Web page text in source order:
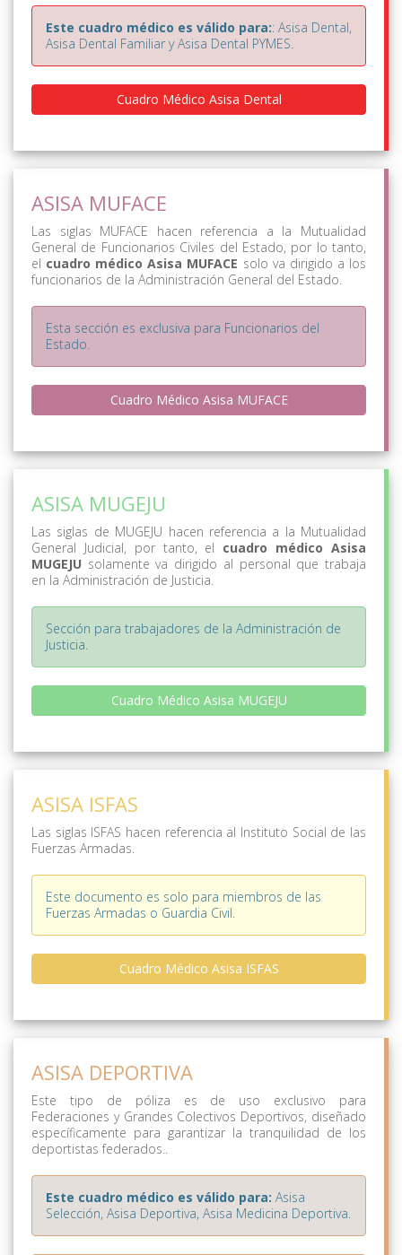
Este cuadro médico es válido para:: Asisa Dental,
Asisa Dental Familiar y Asisa Dental PYMES.
Cuadro Médico Asisa Dental
ASISA MUFACE
Las siglas MUFACE hacen referencia a la Mutualidad
General de Funcionarios Civiles del Estado, por lo tanto,
el cuadro médico Asisa MUFACE solo va dirigido a los
funcionarios de la Administración General del Estado.
Esta sección es exclusiva para Funcionarios del
Estado.
Cuadro Médico Asisa MUFACE
ASISA MUGEJU
Las siglas de MUGEJU hacen referencia a la Mutualidad
General Judicial, por tanto, el cuadro médico Asisa
MUGEJU solamente va dirigido al personal que trabaja
en la Administración de Justicia.
Sección para trabajadores de la Administración de
Justicia.
Cuadro Médico Asisa MUGEJU
ASISA ISFAS
Las siglas ISFAS hacen referencia al Instituto Social de las
Fuerzas Armadas.
Este documento es solo para miembros de las
Fuerzas Armadas o Guardia Civil.
Cuadro Médico Asisa ISFAS
ASISA DEPORTIVA
Este tipo de póliza es de uso exclusivo para
Federaciones y Grandes Colectivos Deportivos, diseñado
específicamente para garantizar la tranquilidad de los
deportistas federados..
Este cuadro médico es válido para: Asisa
Selección, Asisa Deportiva, Asisa Medicina Deportiva.